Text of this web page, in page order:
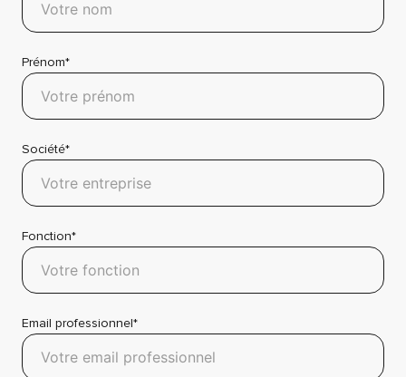
Prénom*
Société*
Fonction*
Email professionnel*